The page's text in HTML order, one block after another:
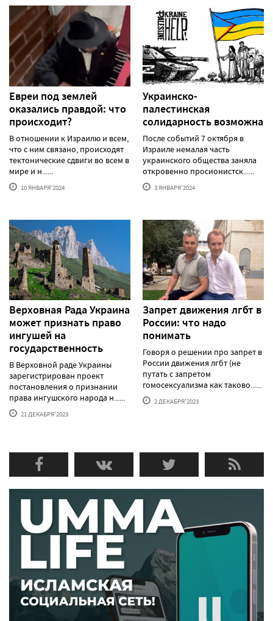
Евреи под землей
оказались правдой: что
происходит?
В отношении к Израилю и всем,
что с ним связано, происходят
тектонические сдвиги во всем в
мире и н......
10 ЯНВАРЯ'2024
Украинско-
палестинская
солидарность возможна
После событий 7 октября в
Израиле немалая часть
украинского общества заняла
откровенно просионистск......
3 ЯНВАРЯ'2024
Верховная Рада Украина
может признать право
ингушей на
государственность
В Верховной раде Украины
зарегистрирован проект
постановления о признании
права ингушского народа н......
21 ДЕКАБРЯ'2023
Запрет движения лгбт в
России: что надо
понимать
Говоря о решении про запрет в
России движения лгбт (не
путать с запретом
гомосексуализма как таково......
2 ДЕКАБРЯ'2023